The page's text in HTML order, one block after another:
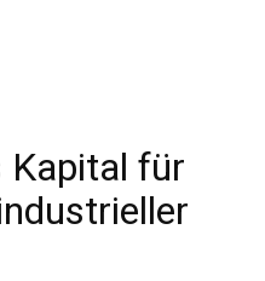
Kapital für